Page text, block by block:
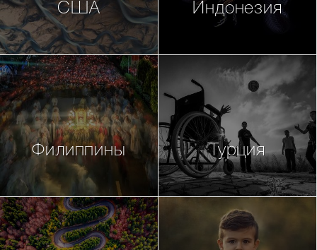
США Индонезия
Филиппины Турция